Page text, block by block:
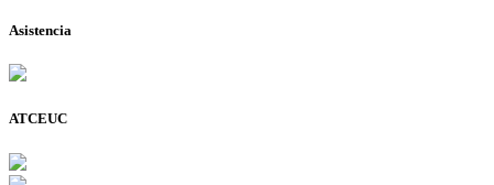
Asistencia
ATCEUC